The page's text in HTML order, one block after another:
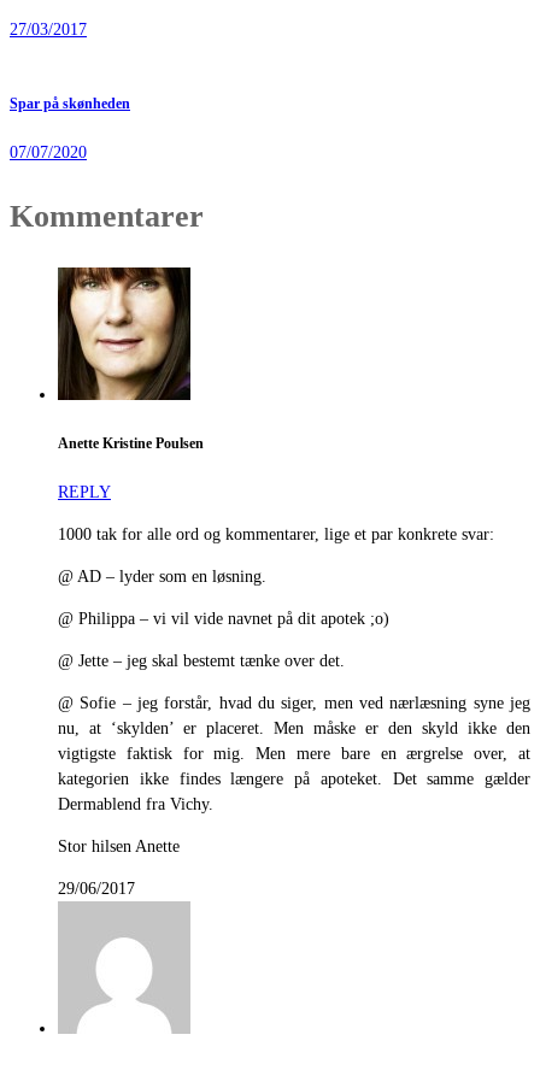
27/03/2017
Spar på skønheden
07/07/2020
Kommentarer
Anette Kristine Poulsen
REPLY
1000 tak for alle ord og kommentarer, lige et par konkrete svar:
@ AD – lyder som en løsning.
@ Philippa – vi vil vide navnet på dit apotek ;o)
@ Jette – jeg skal bestemt tænke over det.
@ Sofie – jeg forstår, hvad du siger, men ved nærlæsning syne jeg
nu, at ‘skylden’ er placeret. Men måske er den skyld ikke den
vigtigste faktisk for mig. Men mere bare en ærgrelse over, at
kategorien ikke findes længere på apoteket. Det samme gælder
Dermablend fra Vichy.
Stor hilsen Anette
29/06/2017